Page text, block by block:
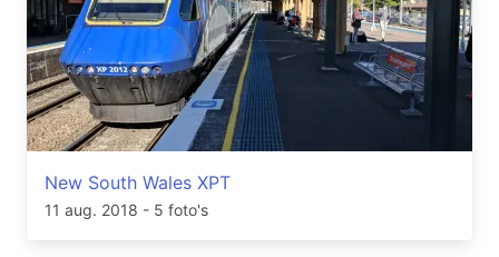
New South Wales XPT
11 aug. 2018 - 5 foto's